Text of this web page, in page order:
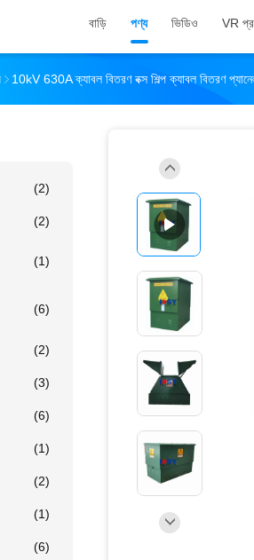
বাড়ি পণ্য ভিডিও VR
10kV 630A ক্যাবল বিতরণ বক্স শিল্প ক্যাবল বিতরণ
(2)
(2)
(1)
(6)
(2)
(3)
(6)
(1)
(2)
(1)
(6)